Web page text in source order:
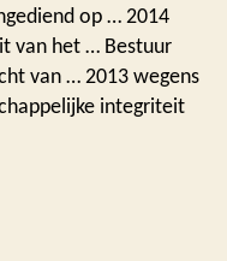
op … 2014
van het … Bestuur
van … 2013 wegens
integriteit